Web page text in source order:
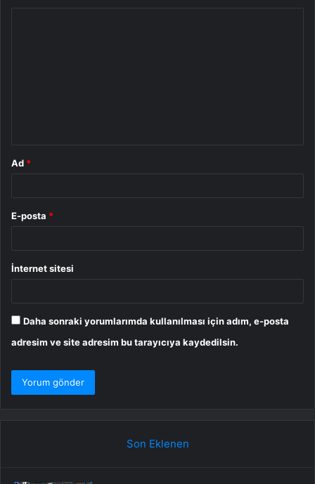
Ad *
E-posta *
İnternet sitesi
Daha sonraki yorumlarımda kullanılması için adım, e-posta
adresim ve site adresim bu tarayıcıya kaydedilsin.
Son Eklenen